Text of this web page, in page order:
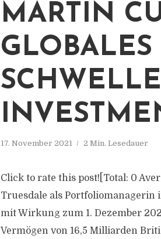
MARTIN
GLOBALES
17. November 2021 2 Min. Lesedauer
Click to rate this post![Total: 0
Truesdale als Portfoliomanagerin
mit Wirkung zum 1. Dezember
Vermögen von 16,5 Milliarden